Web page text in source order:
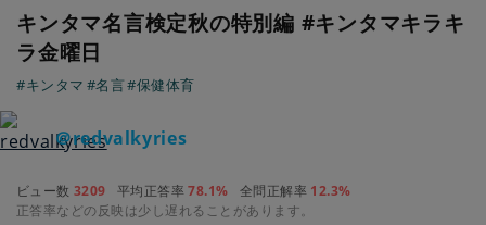
キンタマ名言検定秋の特別編 #キンタマキラキ
ラ金曜日
#キンタマ #名言#保健体育
＠redvalkyries
ビュー数 3209 平均正答率78.1% 全問正解率 12.3%
正答率などの反映は少し遅れることがあります。